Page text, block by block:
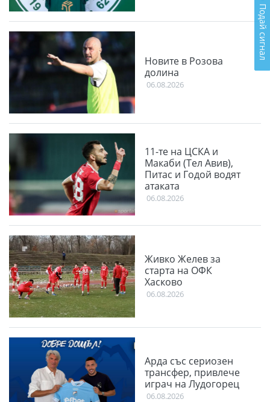
Новите в Розова
долина
06.08.2026
11-те на ЦСКА и
Макаби (Тел Авив),
Питас и Годой водят
атаката
06.08.2026
Живко Желев за
старта на ОФК
Хасково
06.08.2026
Арда със сериозен
трансфер, привлече
играч на Лудогорец
06.08.2026
Подай сигнал